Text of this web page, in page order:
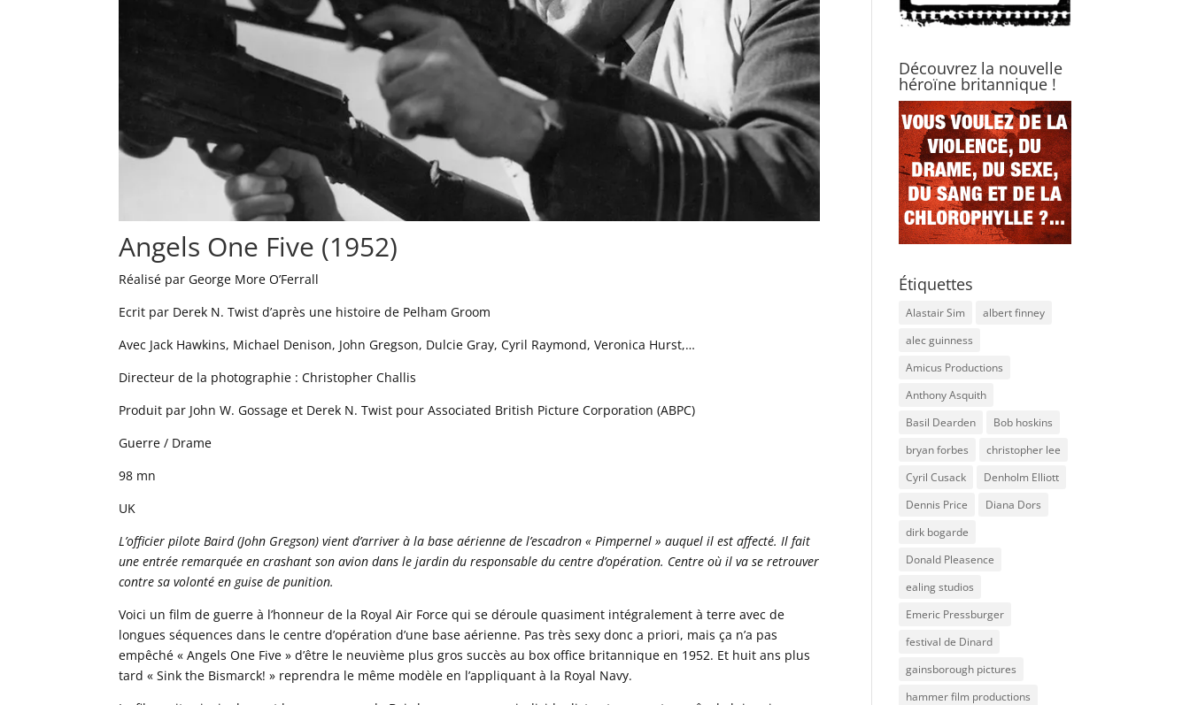
Angels One Five (1952)
Réalisé par George More O’Ferrall
Ecrit par Derek N. Twist d’après une histoire de Pelham Groom
Avec Jack Hawkins, Michael Denison, John Gregson, Dulcie Gray, Cyril Raymond, Veronica Hurst,…
Directeur de la photographie : Christopher Challis
Produit par John W. Gossage et Derek N. Twist pour Associated British Picture Corporation (ABPC)
Guerre / Drame
98 mn
UK
L’officier pilote Baird (John Gregson) vient d’arriver à la base aérienne de l’escadron « Pimpernel » auquel il est affecté. Il fait
une entrée remarquée en crashant son avion dans le jardin du responsable du centre d’opération. Centre où il va se retrouver
contre sa volonté en guise de punition.
Voici un film de guerre à l’honneur de la Royal Air Force qui se déroule quasiment intégralement à terre avec de
longues séquences dans le centre d’opération d’une base aérienne. Pas très sexy donc a priori, mais ça n’a pas
empêché « Angels One Five » d’être le neuvième plus gros succès au box office britannique en 1952. Et huit ans plus
tard « Sink the Bismarck! » reprendra le même modèle en l’appliquant à la Royal Navy.
Découvrez la nouvelle
héroïne britannique !
Étiquettes
Alastair Sim
albert finney
alec guinness
Amicus Productions
Anthony Asquith
Basil Dearden
Bob hoskins
bryan forbes
christopher lee
Cyril Cusack
Denholm Elliott
Dennis Price
Diana Dors
dirk bogarde
Donald Pleasence
ealing studios
Emeric Pressburger
festival de Dinard
gainsborough pictures
hammer film productions